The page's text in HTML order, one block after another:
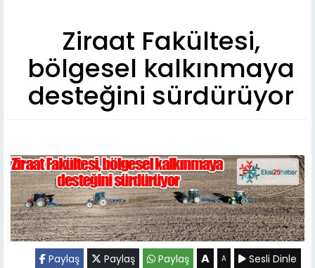
Ziraat Fakültesi,
bölgesel kalkınmaya
desteğini sürdürüyor
Paylaş Paylaş Paylaş A A
Sesli Dinle